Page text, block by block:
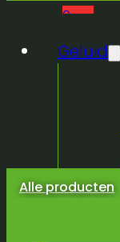
0
Geluid
Alle producten